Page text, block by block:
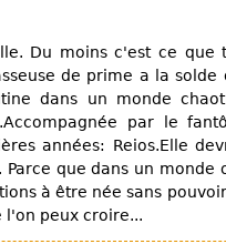
Du moins c'est ce que
de prime a la solde
dans un monde
par le
années: Reios.Elle
Parce que dans un
à être née sans
l'on peux croire...